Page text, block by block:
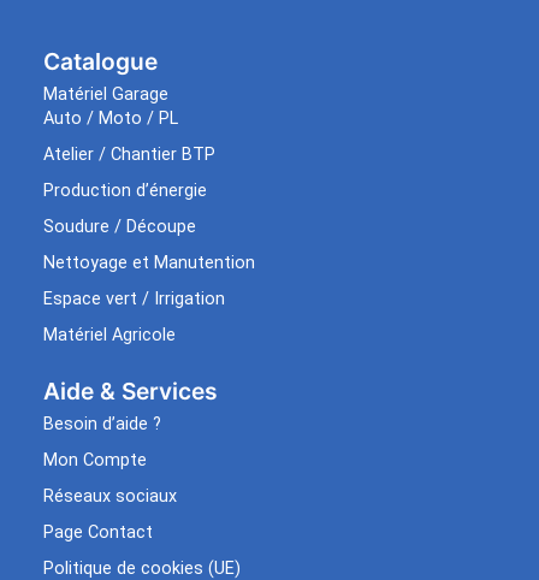
Catalogue
Matériel Garage
Auto / Moto / PL
Atelier / Chantier BTP
Production d’énergie
Soudure / Découpe
Nettoyage et Manutention
Espace vert / Irrigation
Matériel Agricole
Aide & Services​
Besoin d’aide ?
Mon Compte
Réseaux sociaux
Page Contact
Politique de cookies (UE)